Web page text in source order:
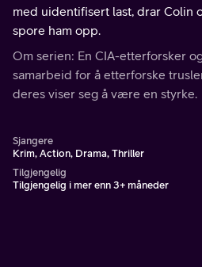
med uidentifisert last, drar Colin
spore ham opp.
Om serien: En CIA-etterforsker
samarbeid for å etterforske
deres viser seg å være en styrke.
Sjangere
Krim, Action, Drama, Thriller
Tilgjengelig
Tilgjengelig i mer enn 3+ måneder